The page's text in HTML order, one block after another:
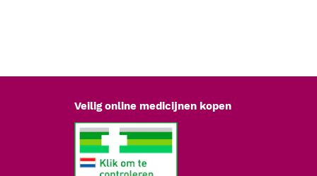
Veilig online medicijnen kopen